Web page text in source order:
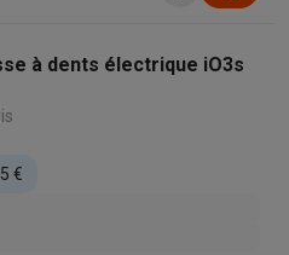
, Dents sensibles , Dents
à dents électrique iO3s
€